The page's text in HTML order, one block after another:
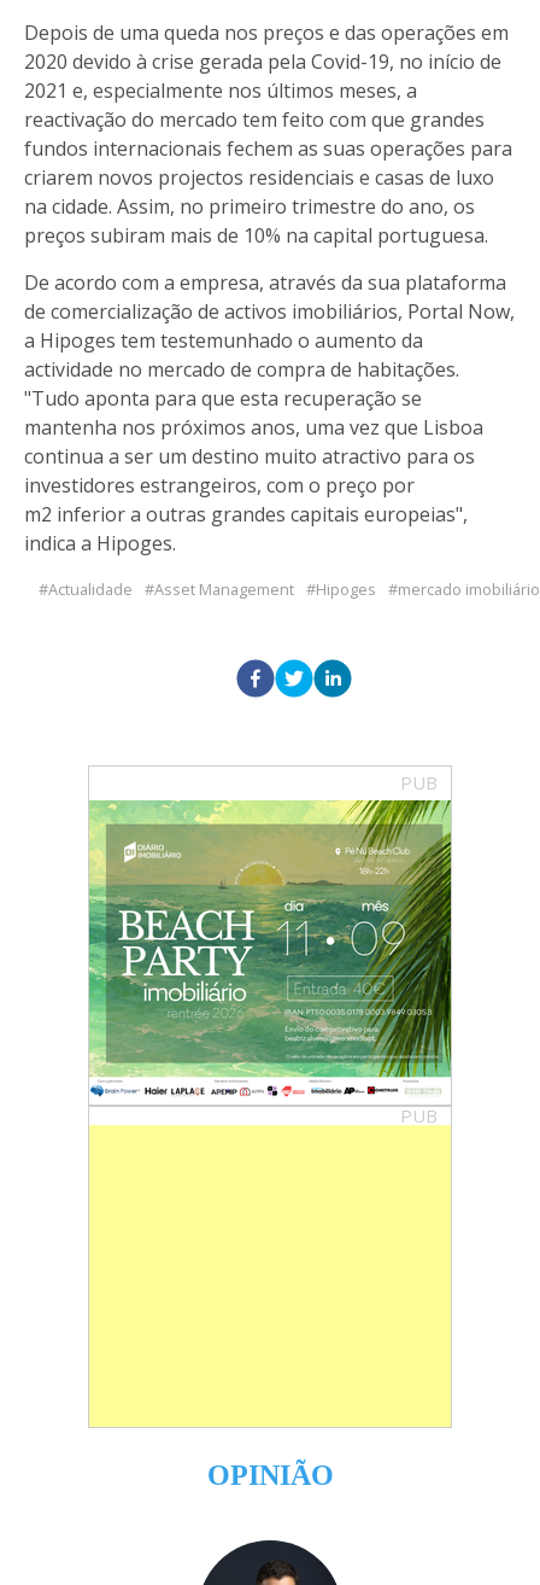
Depois de uma queda nos preços e das operações em
2020 devido à crise gerada pela Covid-19, no início de
2021 e, especialmente nos últimos meses, a
reactivação do mercado tem feito com que grandes
fundos internacionais fechem as suas operações para
criarem novos projectos residenciais e casas de luxo
na cidade. Assim, no primeiro trimestre do ano, os
preços subiram mais de 10% na capital portuguesa.
De acordo com a empresa, através da sua plataforma
de comercialização de activos imobiliários, Portal Now,
a Hipoges tem testemunhado o aumento da
actividade no mercado de compra de habitações.
"Tudo aponta para que esta recuperação se
mantenha nos próximos anos, uma vez que Lisboa
continua a ser um destino muito atractivo para os
investidores estrangeiros, com o preço por
m2 inferior a outras grandes capitais europeias",
indica a Hipoges.
Actualidade Asset Management Hipoges mercado imobiliário
PUB
PUB
OPINIÃO